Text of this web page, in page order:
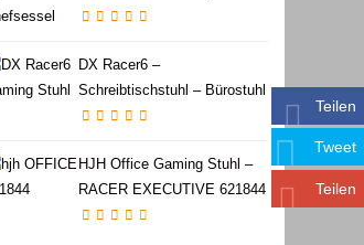
Teilen
Tweet
Teilen
DX Racer6 –
Schreibtischstuhl – Bürostuhl
HJH Office Gaming Stuhl –
RACER EXECUTIVE 621844